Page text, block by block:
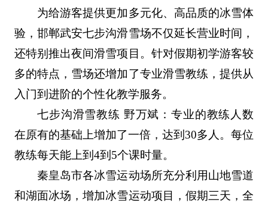
为给游客提供更加多元化、高品质的冰雪体
验，邯郸武安七步沟滑雪场不仅延长营业时间，
还特别推出夜间滑雪项目。针对假期初学游客较
多的特点，雪场还增加了专业滑雪教练，提供从
入门到进阶的个性化教学服务。
七步沟滑雪教练 野万斌：专业的教练人数
在原有的基础上增加了一倍，达到30多人。每位
教练每天能上到4到5个课时量。
秦皇岛市各冰雪运动场所充分利用山地雪道
和湖面冰场，增加冰雪运动项目，假期三天，全